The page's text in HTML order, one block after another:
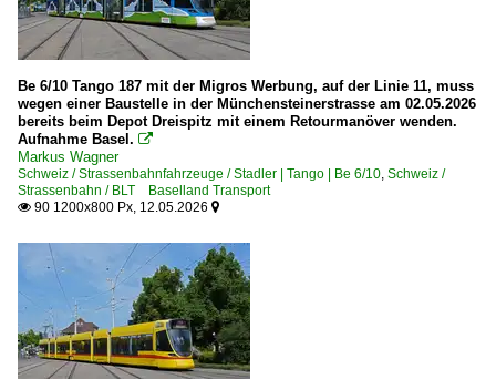
Be 6/10 Tango 187 mit der Migros Werbung, auf der Linie 11, muss
wegen einer Baustelle in der Münchensteinerstrasse am 02.05.2026
bereits beim Depot Dreispitz mit einem Retourmanöver wenden.
Aufnahme Basel. 
Markus Wagner
Schweiz / Strassenbahnfahrzeuge / Stadler | Tango | Be 6/10, Schweiz /
Strassenbahn / BLT Baselland Transport
 90 1200x800 Px, 12.05.2026 